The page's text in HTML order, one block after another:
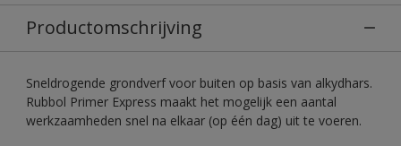
Productomschrijving
Sneldrogende grondverf voor buiten op basis van alkydhars.
Rubbol Primer Express maakt het mogelijk een aantal
werkzaamheden snel na elkaar (op één dag) uit te voeren.